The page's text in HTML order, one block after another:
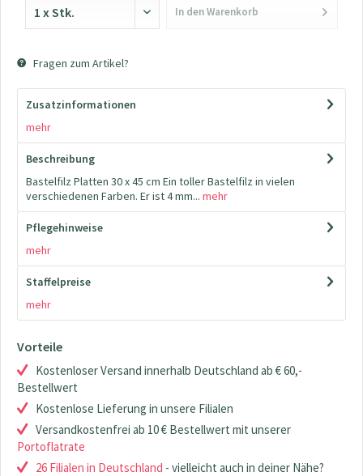
In denWarenkorb
Fragen zum Artikel?
Zusatzinformationen
mehr
Beschreibung
Bastelfilz Platten 30 x 45 cm Ein toller Bastelfilz in vielen
verschiedenen Farben. Er ist 4 mm... mehr
Pflegehinweise
mehr
Staffelpreise
mehr
Vorteile
Kostenloser Versand innerhalb Deutschland ab € 60,-
Bestellwert
Kostenlose Lieferung in unsere Filialen
Versandkostenfrei ab 10 € Bestellwert mit unserer
Portoflatrate
26 Filialen in Deutschland - vielleicht auch in deiner Nähe?